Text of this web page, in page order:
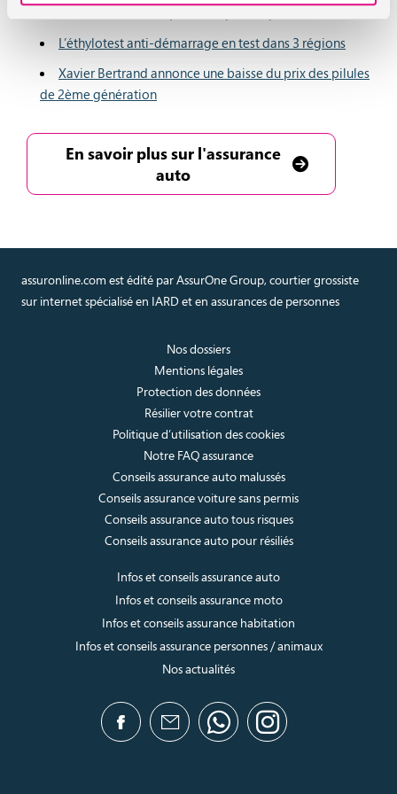
L’éthylotest anti-démarrage en test dans 3 régions
Xavier Bertrand annonce une baisse du prix des pilules
de 2ème génération
En savoir plus sur l'assurance
auto
assuronline.com est édité par AssurOne Group, courtier grossiste
sur internet spécialisé en IARD et en assurances de personnes
Nos dossiers
Mentions légales
Protection des données
Résilier votre contrat
Politique d’utilisation des cookies
Notre FAQ assurance
Conseils assurance auto malussés
Conseils assurance voiture sans permis
Conseils assurance auto tous risques
Conseils assurance auto pour résiliés
Infos et conseils assurance auto
Infos et conseils assurance moto
Infos et conseils assurance habitation
Infos et conseils assurance personnes / animaux
Nos actualités